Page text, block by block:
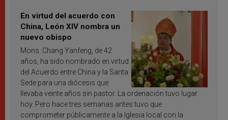
En virtud del acuerdo con
China, León XIV nombra un
nuevo obispo
Mons. Chang Yanfeng, de 42
años, ha sido nombrado en virtud
del Acuerdo entre China y la Santa
Sede para una diócesis que
llevaba veinte años sin pastor. La ordenación tuvo lugar
hoy. Pero hace tres semanas antes tuvo que
comprometer públicamente a la Iglesia local con la